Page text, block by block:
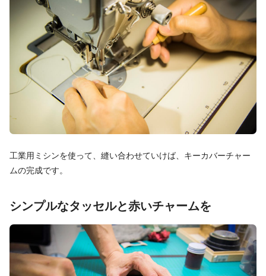
工業用ミシンを使って、縫い合わせていけば、キーカバーチャー
ムの完成です。
シンプルなタッセルと赤いチャームを